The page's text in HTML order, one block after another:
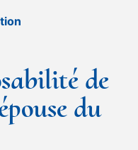
de
du